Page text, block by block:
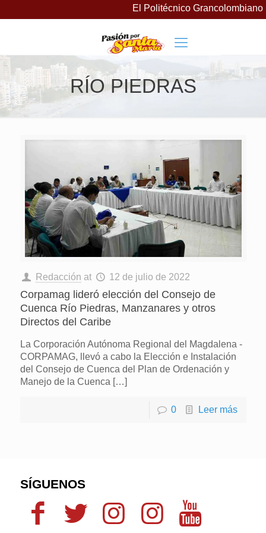
El Politécnico Grancolombiano
RÍO PIEDRAS
Redacción at 12 de julio de 2022
Corpamag lideró elección del Consejo de
Cuenca Río Piedras, Manzanares y otros
Directos del Caribe
La Corporación Autónoma Regional del Magdalena -
CORPAMAG, llevó a cabo la Elección e Instalación
del Consejo de Cuenca del Plan de Ordenación y
Manejo de la Cuenca […]
0 Leer más
SÍGUENOS